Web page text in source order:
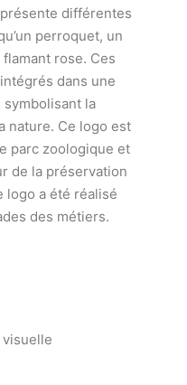
différentes
perroquet, un
rose. Ces
dans une
la
nature. Ce logo est
parc zoologique et
de la préservation
logo a été réalisé
des métiers.